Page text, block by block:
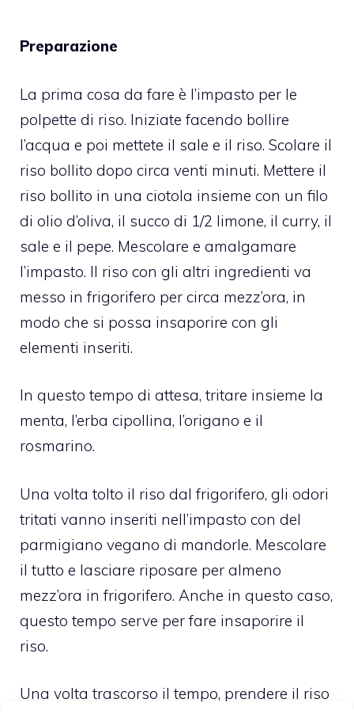
Preparazione
La prima cosa da fare è l’impasto per le
polpette di riso. Iniziate facendo bollire
l’acqua e poi mettete il sale e il riso. Scolare il
riso bollito dopo circa venti minuti. Mettere il
riso bollito in una ciotola insieme con un filo
di olio d’oliva, il succo di 1/2 limone, il curry, il
sale e il pepe. Mescolare e amalgamare
l’impasto. Il riso con gli altri ingredienti va
messo in frigorifero per circa mezz’ora, in
modo che si possa insaporire con gli
elementi inseriti.
In questo tempo di attesa, tritare insieme la
menta, l’erba cipollina, l’origano e il
rosmarino.
Una volta tolto il riso dal frigorifero, gli odori
tritati vanno inseriti nell’impasto con del
parmigiano vegano di mandorle. Mescolare
il tutto e lasciare riposare per almeno
mezz’ora in frigorifero. Anche in questo caso,
questo tempo serve per fare insaporire il
riso.
Una volta trascorso il tempo, prendere il riso